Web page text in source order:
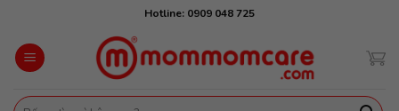
content
Hotline: 0909 048 725
Tìm